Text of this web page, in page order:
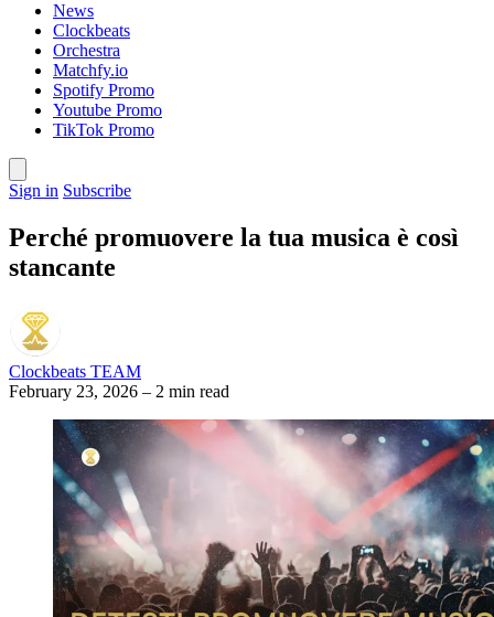
News
Clockbeats
Orchestra
Matchfy.io
Spotify Promo
Youtube Promo
TikTok Promo
Sign in Subscribe
Perché promuovere la tua musica è così
stancante
Clockbeats TEAM
February 23, 2026 – 2 min read